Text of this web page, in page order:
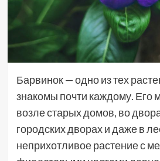
Барвинок — одно из тех
знакомы почти каждому. Его
возле старых домов, во
городских дворах и даже в
неприхотливое растение с